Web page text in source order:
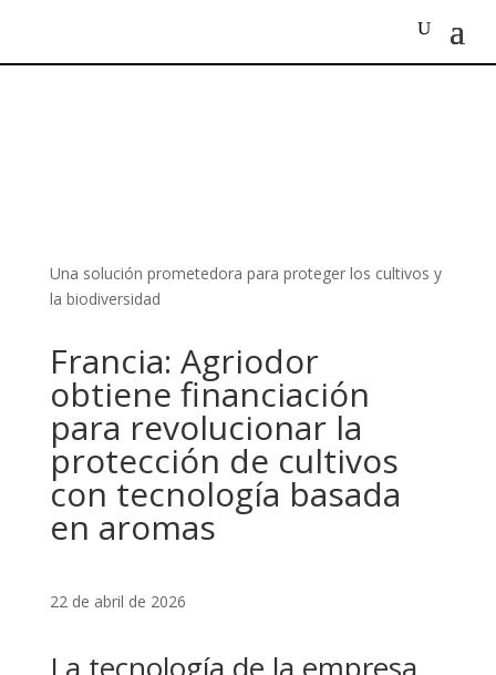
Una solución prometedora para proteger los cultivos y
la biodiversidad
Francia: Agriodor
obtiene financiación
para revolucionar la
protección de cultivos
con tecnología basada
en aromas
22 de abril de 2026